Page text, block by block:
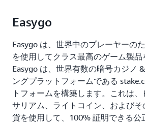
Easygo
Easygo は、世界中のプレーヤーの
を使用してクラス最高のゲーム製品
Easygo は、世界有数の暗号カジノ
ングプラットフォームである
トフォームを構築します。これは
サリアム、ライトコイン、および
貨を使用して、100% 証明できる公